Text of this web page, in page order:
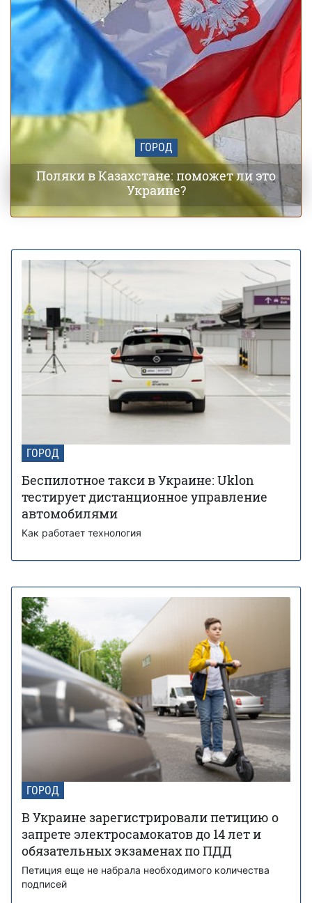
ГОРОД
Поляки в Казахстане: поможет ли это
Украине?
ГОРОД
Беспилотное такси в Украине: Uklon
тестирует дистанционное управление
автомобилями
Как работает технология
ГОРОД
В Украине зарегистрировали петицию о
запрете электросамокатов до 14 лет и
обязательных экзаменах по ПДД
Петиция еще не набрала необходимого количества
подписей